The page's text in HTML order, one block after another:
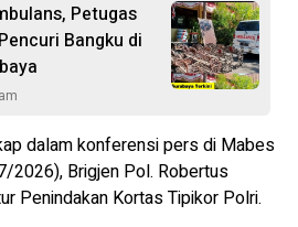
Petugas
Bangku di
dalam konferensi pers di Mabes
2026), Brigjen Pol. Robertus
Penindakan Kortas Tipikor Polri.